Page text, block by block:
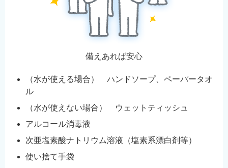
備えあれば安心
（水が使える場合） ハンドソープ、ペーパータオ
ル
（水が使えない場合） ウェットティッシュ
アルコール消毒液
次亜塩素酸ナトリウム溶液（塩素系漂白剤等）
使い捨て手袋